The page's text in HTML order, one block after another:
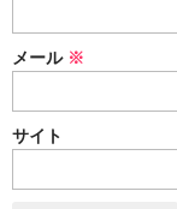
メール ※
サイト